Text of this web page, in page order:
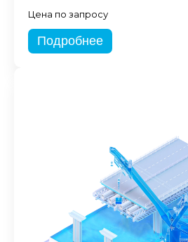
Цена по запросу
Подробнее